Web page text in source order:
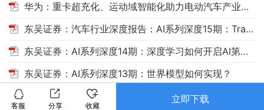
客服 分享 收藏
立即下载
华为：重卡超充化、运动域智能化助力电动汽车产业高质量发展
东吴证券：汽车行业深度报告：AI系列深度15期：Transformer如何开启AI第二次爆发？
东吴证券：AI系列深度14期：深度学习如何开启AI第一次爆发？
东吴证券：AI系列深度13期：世界模型如何实现？